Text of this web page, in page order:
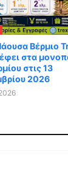
Βέρμιο
στα
στις 13
2026